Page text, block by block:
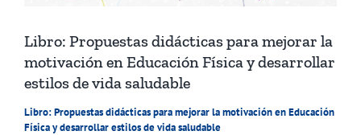
Libro: Propuestas didácticas para mejorar la
motivación en Educación Física y desarrollar
estilos de vida saludable
Libro: Propuestas didácticas para mejorar la motivación en Educación
Física y desarrollar estilos de vida saludable